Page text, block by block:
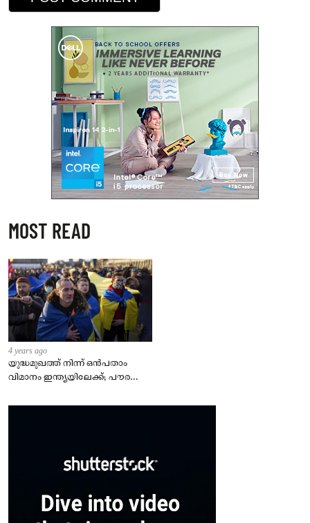
MOST READ
4 years ago
യുദ്ധമുഖത്ത് നിന്ന് ഒൻപതാം
വിമാനം ഇന്ത്യയിലേക്ക്; പൗരന്മാർ
– കേന്ദ്രം